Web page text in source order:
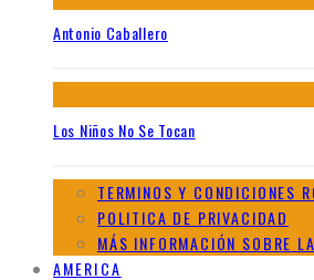
Antonio Caballero
Los Niños No Se Tocan
TERMINOS Y CONDICIONES
POLITICA DE PRIVACIDAD
MÁS INFORMACIÓN SOBRE
AMERICA